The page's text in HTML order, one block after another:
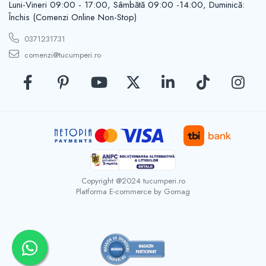
Casute de gradina
Carlige
Cuie tapiterie
Cuiere
Dibluri
Distantieri
Manere mobiler & lazi
Suruburi autoforante
Suruburi gipscarton
Suruburi metrice
Luni-Vineri 09:00 - 17:00, Sâmbătă 09:00 -14:00, Duminică:
Închis (Comenzi Online Non-Stop)
0371231731
comenzi@tucumperi.ro
Copyright @2024 tucumperi.ro
Platforma E-commerce by Gomag